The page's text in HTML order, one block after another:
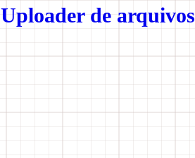
Uploader de arquivos